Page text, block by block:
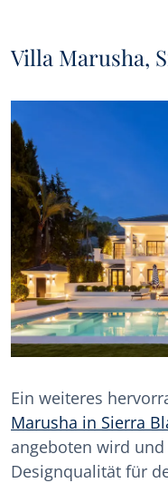
Villa Marusha,
Ein weiteres
Marusha in Sierra
angeboten wird
Designqualität für